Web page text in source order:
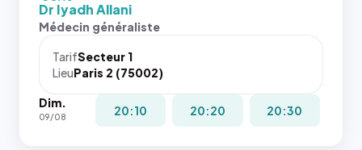
Sans ces
navigateur
pas la
place, et
Dr Iyadh Allani
Médecin généraliste
TarifSecteur 1
LieuParis 2 (75002)
Dim.
09/08 20:10 20:20 20:30